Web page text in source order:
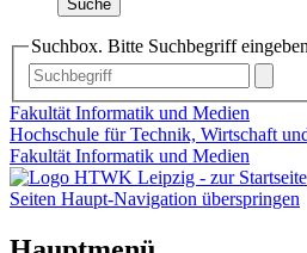
Suche
Suchbox. Bitte Suchbegriff
Fakultät Informatik und Medien
Hochschule für Technik, Wirtschaft
Fakultät Informatik und Medien
Seiten Haupt-Navigation überspringen